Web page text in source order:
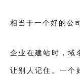
相当于一个好的公
企业在建站时，域
让别人记住。一个